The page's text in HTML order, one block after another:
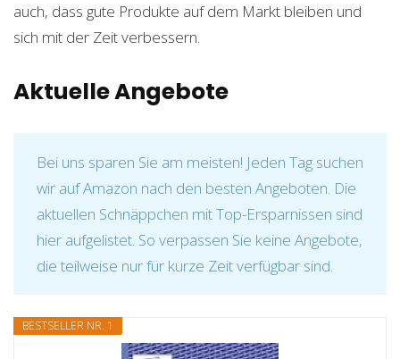
auch, dass gute Produkte auf dem Markt bleiben und
sich mit der Zeit verbessern.
Aktuelle Angebote
Bei uns sparen Sie am meisten! Jeden Tag suchen
wir auf Amazon nach den besten Angeboten. Die
aktuellen Schnäppchen mit Top-Ersparnissen sind
hier aufgelistet. So verpassen Sie keine Angebote,
die teilweise nur für kurze Zeit verfügbar sind.
BESTSELLER NR. 1